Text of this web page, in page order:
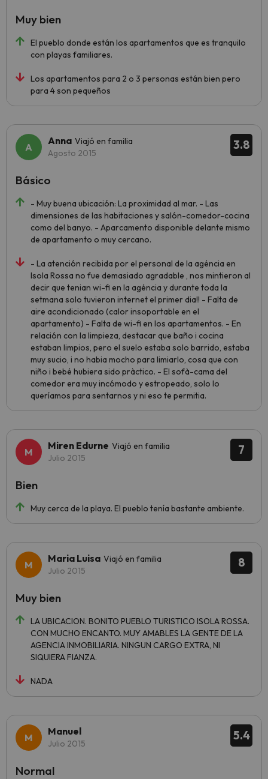
El pueblo donde están los apartamentos que es tranquilo
con playas familiares.
Los apartamentos para 2 o 3 personas están bien pero
para 4 son pequeños
Muy bien
3.8
Anna Viajó en familia
Agosto 2015
- Muy buena ubicación: La proximidad al mar. - Las
dimensiones de las habitaciones y salón-comedor-cocina
como del banyo. - Aparcamento disponible delante mismo
de apartamento o muy cercano.
- La atención recibida por el personal de la agéncia en
Isola Rossa no fue demasiado agradable , nos mintieron al
decir que tenian wi-fi en la agéncia y durante toda la
setmana solo tuvieron internet el primer dia!! - Falta de
aire acondicionado (calor insoportable en el
apartamento) - Falta de wi-fi en los apartamentos. - En
relación con la limpieza, destacar que baño i cocina
estaban limpios, pero el suelo estaba solo barrido, estaba
muy sucio, i no habia mocho para limiarlo, cosa que con
niño i bebé hubiera sido pràctico. - El sofà-cama del
comedor era muy incómodo y estropeado, solo lo
queríamos para sentarnos y ni eso te permitia.
Básico
7
Miren Edurne Viajó en familia
Julio 2015
Muy cerca de la playa. El pueblo tenía bastante ambiente.
Bien
8
Maria Luisa Viajó en familia
Julio 2015
LA UBICACION. BONITO PUEBLO TURISTICO ISOLA ROSSA.
CON MUCHO ENCANTO. MUY AMABLES LA GENTE DE LA
AGENCIA INMOBILIARIA. NINGUN CARGO EXTRA, NI
SIQUIERA FIANZA.
NADA
Muy bien
5.4
Manuel
Julio 2015
Normal